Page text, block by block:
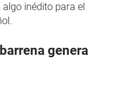
inédito para el
genera